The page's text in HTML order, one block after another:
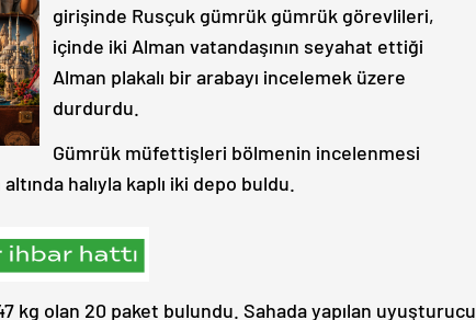
girişinde Rusçuk gümrük gümrük görevlileri,
içinde iki Alman vatandaşının seyahat ettiği
Alman plakalı bir arabayı incelemek üzere
durdurdu.
Gümrük müfettişleri bölmenin incelenmesi
halıyla kaplı iki depo buldu.
kg olan 20 paket bulundu. Sahada yapılan uyuşturucu